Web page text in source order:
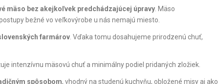
mäso bez akejkoľvek predchádzajúcej úpravy . Mäso
bežné vo veľkovýrobe u nás nemajú miesto.
farmárov . Vďaka tomu dosahujeme prirodzenú chuť,
intenzívnu mäsovú chuť a minimálny podiel pridaných zložiek.
spôsobom, vhodný na studenú kuchyňu, obložené misy aj ako